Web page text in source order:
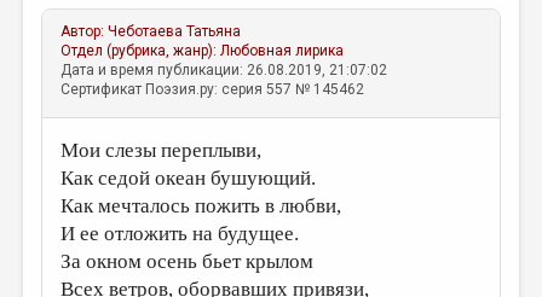
АВТОРЫ
КОММЕНТАРИИ
ЛИТСАЛОН
НОВОСТИ
ПРАВИЛА САЙТА
ОТДЕЛЫ И РУБРИКИ
ИЗБРАННОЕ
Автор:Чеботаева Татьяна
Отдел (рубрика, жанр):Любовная лирика
Дата и время публикации: 26.08.2019, 21:07:02
Сертификат Поэзия.ру: серия 557 № 145462
Мои слезы переплыви,
Как седой океан бушующий.
Как мечталось пожить в любви,
И ее отложить на будущее.
За окном осень бьет крылом
Всех ветров, оборвавших привязи,